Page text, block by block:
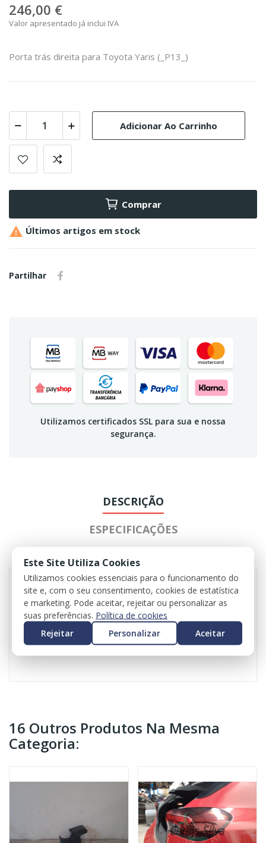
246,00 €
Valor apresentado já inclui IVA
Porta trás direita para Toyota Yaris (_P13_)
Adicionar Ao Carrinho
Comprar
 Últimos artigos em stock
Partilhar
Utilizamos certificados SSL para sua e nossa
segurança.
DESCRIÇÃO
ESPECIFICAÇÕES
REVIEWS
Porta trás direita para Toyota Yaris (_P13_)
Valor da porta é sem acessórios
Valor do iva incluído
Valor do transporte não incluído
16 Outros Produtos Na Mesma
Categoria:
Este Site Utiliza Cookies
Utilizamos cookies essenciais para o funcionamento do
site e, com o seu consentimento, cookies de estatística
e marketing. Pode aceitar, rejeitar ou personalizar as
suas preferências. Política de cookies
Rejeitar
Personalizar Aceitar